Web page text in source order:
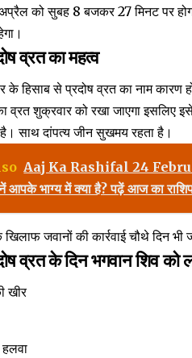
को सुबह 8 बजकर 27 मिनट पर
व्रत का महत्व
के हिसाब से प्रदोष व्रत का नाम
व्रत शुक्रवार को रखा जाएगा
है। साथ दांपत्य जीन सुखमय रहता है।
Aaj Ka Rashifal 24 February
आपके भाग्य में क्या है? पढ़ें आज का
जवानों की कार्रवाई चौथे दिन भी
व्रत के दिन भगवान शिव को
खीर